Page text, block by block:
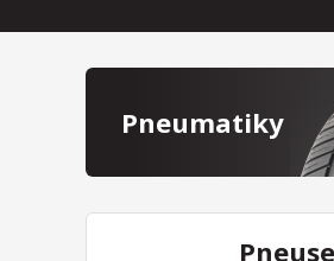
Pneumatiky